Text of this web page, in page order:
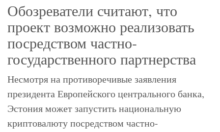
Обозреватели считают, что
проект возможно реализовать
посредством частно-
государственного партнерства
Несмотря на противоречивые заявления
президента Европейского центрального банка,
Эстония может запустить национальную
криптовалюту посредством частно-